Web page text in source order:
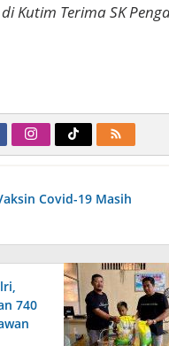
Kutim Terima SK
Covid-19 Masih
740